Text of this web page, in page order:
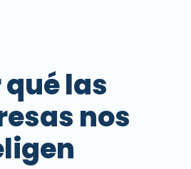
qué las
nos